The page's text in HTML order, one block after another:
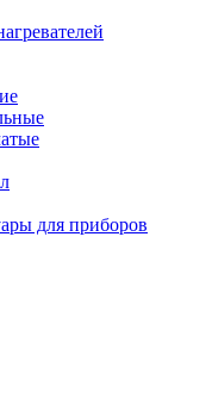
для приборов